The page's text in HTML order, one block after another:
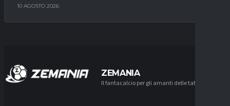
10 AGOSTO 2026
ZEMANIA
Il fantacalcio per gli amanti delle tattiche